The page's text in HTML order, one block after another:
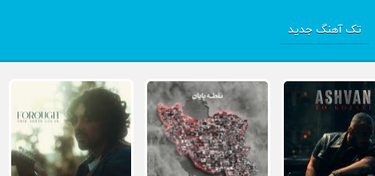
تک آهنگ جدید